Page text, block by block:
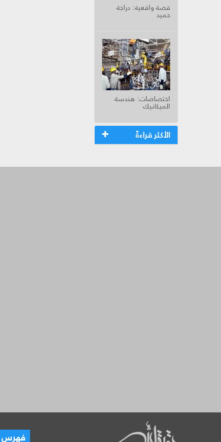
قصة واقعية: دراجة
حميد
اختصاصات: هندسة
الميكانيك
الأكثر قراءةً
فهرس